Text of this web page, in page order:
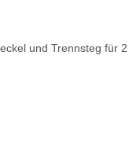
und Trennsteg für 2